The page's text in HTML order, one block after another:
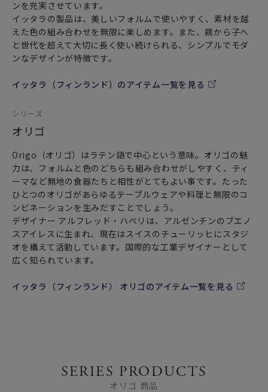
ンを充実させています。
イッタラの製品は、美しいフォルムで使いやすく、素材を越
えた色の組み合わせを無限に楽しめます。また、親から子へ
と世代を超えて大切に長く使い続けられる、シンプルでモダ
ンなデザインが特徴です。
イッタラ（フィンランド）のアイテム一覧を見る
シリーズ
オリゴ
Origo（オリゴ）はラテン語で中心という意味。オリゴの魅
力は、フォルムと色のどちらも組み合わせがしやすく、ティ
ーマなど無地の食器たちと相性がとてもよい事です。たった
ひとつのオリゴがあらゆるテーブルウェアや料理と無限のコ
ンビネーションを生みだすことでしょう。
デザイナー アルフレッド・ハベリは、アルゼンチンのブエノ
スアイレスに生まれ、現在はスイスのチューリッヒにスタジ
オを構えて活動しています。国際的な工業デザイナーとして
広く知られています。
イッタラ（フィンランド） オリゴのアイテム一覧を見る
SERIES PRODUCTS
オリゴ 商品